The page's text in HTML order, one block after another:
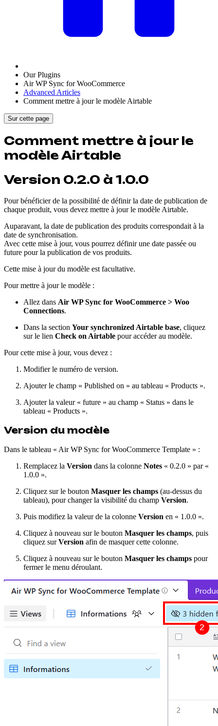
Our Plugins
Air WP Sync for WooCommerce
Advanced Articles
Comment mettre à jour le modèle Airtable
Sur cette page
Comment mettre à jour le
modèle Airtable
Version 0.2.0 à 1.0.0
Pour bénéficier de la possibilité de définir la date de publication de
chaque produit, vous devez mettre à jour le modèle Airtable.
Auparavant, la date de publication des produits correspondait à la
date de synchronisation.
Avec cette mise à jour, vous pourrez définir une date passée ou
future pour la publication de vos produits.
Cette mise à jour du modèle est facultative.
Pour mettre à jour le modèle :
Allez dans Air WP Sync for WooCommerce > Woo
Connections.
Dans la section Your synchronized Airtable base, cliquez
sur le lien Check on Airtable pour accéder au modèle.
Pour cette mise à jour, vous devez :
Modifier le numéro de version.
Ajouter le champ « Published on » au tableau « Products ».
Ajouter la valeur « future » au champ « Status » dans le
tableau « Products ».
Version du modèle
Dans le tableau « Air WP Sync for WooCommerce Template » :
Remplacez la Version dans la colonne Notes « 0.2.0 » par «
1.0.0 ».
Cliquez sur le bouton Masquer les champs (au-dessus du
tableau), pour changer la visibilité du champ Version.
Puis modifiez la valeur de la colonne Version en « 1.0.0 ».
Cliquez à nouveau sur le bouton Masquer les champs, puis
cliquez surVersion afin de masquer cette colonne.
Cliquez à nouveau sur le bouton Masquer les champs pour
fermer le menu déroulant.